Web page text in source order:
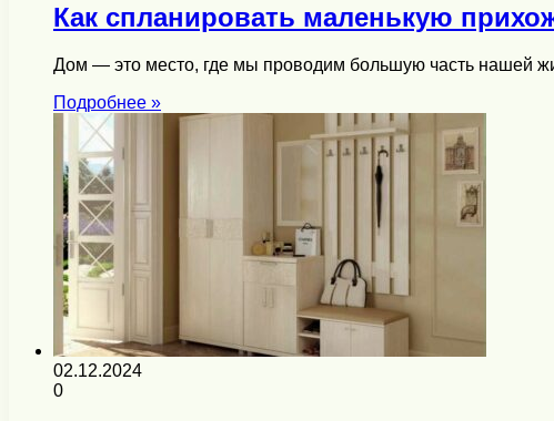
Как спланировать маленькую
Дом — это место, где мы проводим большую часть нашей
Подробнее »
02.12.2024
0